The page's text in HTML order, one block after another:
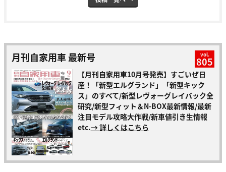
月刊自家用車 最新号 vol.
805
【月刊自家用車10月号発売】すごいぜ日
産！「新型エルグランド」「新型キック
ス」のすべて/新型レヴォーグレイバック全
研究/新型フィット＆N-BOX最新情報/最新
注目モデル攻略大作戦/新車値引き生情報
etc.→ 詳しくはこちら